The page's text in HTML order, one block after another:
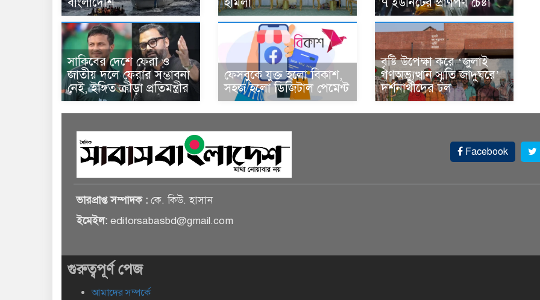
সাকিবের দেশে ফেরা ও
জাতীয় দলে ফেরার সম্ভাবনা
নেই, ইঙ্গিত ক্রীড়া প্রতিমন্ত্রীর
ফেসবুকে যুক্ত হলো বিকাশ,
সহজ হলো ডিজিটাল পেমেন্ট
বৃষ্টি উপেক্ষা করে ‘জুলাই
গণঅভ্যুত্থান স্মৃতি জাদুঘরে’
দর্শনার্থীদের ঢল
Facebook
ভারপ্রাপ্ত সম্পাদক : কে. কিউ. হাসান
ইমেইল: editorsabasbd@gmail.com
গুরুত্বপূর্ণ পেজ
আমাদের সম্পর্কে